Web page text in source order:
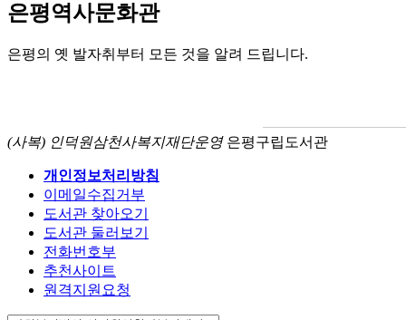
은평역사문화관
은평의 옛 발자취부터 모든 것을 알려 드립니다.
(사복) 인덕원삼천사복지재단운영은평구립도서관
개인정보처리방침
이메일수집거부
도서관 찾아오기
도서관 둘러보기
전화번호부
추천사이트
원격지원요청